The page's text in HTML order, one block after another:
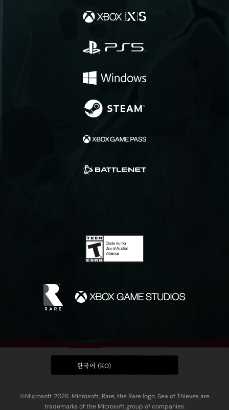
한국어 (KO)
©Microsoft 2026. Microsoft, Rare, the Rare logo, Sea of Thieves are
trademarks of the Microsoft group of companies.